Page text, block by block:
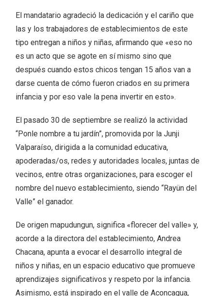
El mandatario agradeció la dedicación y el cariño que
las y los trabajadores de establecimientos de este
tipo entregan a niños y niñas, afirmando que «eso no
es un acto que se agote en sí mismo sino que
después cuando estos chicos tengan 15 años van a
darse cuenta de cómo fueron criados en su primera
infancia y por eso vale la pena invertir en esto».
El pasado 30 de septiembre se realizó la actividad
“Ponle nombre a tu jardín”, promovida por la Junji
Valparaíso, dirigida a la comunidad educativa,
apoderadas/os, redes y autoridades locales, juntas de
vecinos, entre otras organizaciones, para escoger el
nombre del nuevo establecimiento, siendo “Rayün del
Valle” el ganador.
De origen mapudungun, significa «florecer del valle» y,
acorde a la directora del establecimiento, Andrea
Chacana, apunta a evocar el desarrollo integral de
niños y niñas, en un espacio educativo que promueve
aprendizajes significativos y respeto por la infancia.
Asimismo, está inspirado en el valle de Aconcagua,